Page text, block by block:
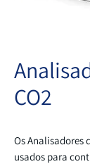
CO2
Os Analisadores
usados ​​para